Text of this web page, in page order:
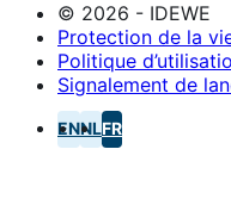
© 2026 - IDEWE
Protection de la
Politique
Signalement de
ENNLFR